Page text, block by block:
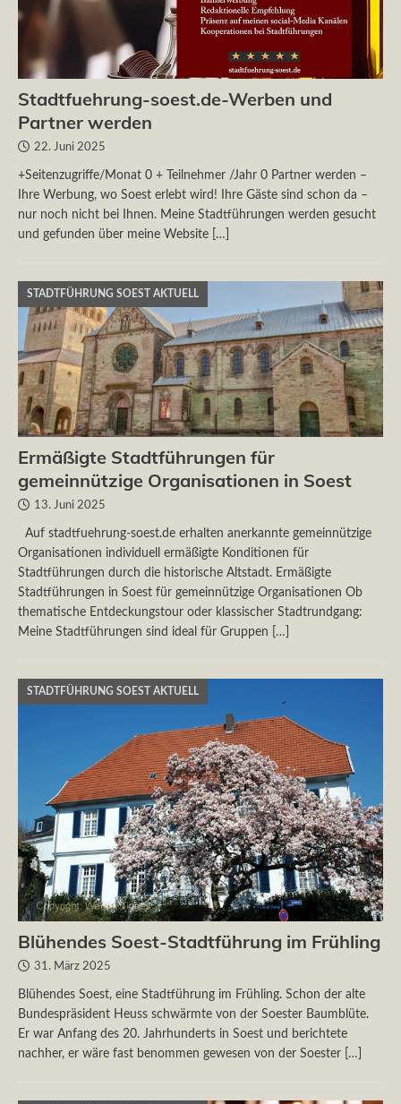
Stadtfuehrung-soest.de-Werben und
Partner werden
22. Juni 2025
+Seitenzugriffe/Monat 0 + Teilnehmer /Jahr 0 Partner werden –
Ihre Werbung, wo Soest erlebt wird! Ihre Gäste sind schon da –
nur noch nicht bei Ihnen. Meine Stadtführungen werden gesucht
und gefunden über meine Website
[…]
STADTFÜHRUNG SOEST AKTUELL
Ermäßigte Stadtführungen für
gemeinnützige Organisationen in Soest
13. Juni 2025
Auf stadtfuehrung-soest.de erhalten anerkannte gemeinnützige
Organisationen individuell ermäßigte Konditionen für
Stadtführungen durch die historische Altstadt. Ermäßigte
Stadtführungen in Soest für gemeinnützige Organisationen Ob
thematische Entdeckungstour oder klassischer Stadtrundgang:
Meine Stadtführungen sind ideal für Gruppen
[…]
STADTFÜHRUNG SOEST AKTUELL
Blühendes Soest-Stadtführung im Frühling
31. März 2025
Blühendes Soest, eine Stadtführung im Frühling. Schon der alte
Bundespräsident Heuss schwärmte von der Soester Baumblüte.
Er war Anfang des 20. Jahrhunderts in Soest und berichtete
nachher, er wäre fast benommen gewesen von der Soester
[…]